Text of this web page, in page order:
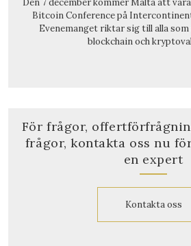
Den 7 december kommer Malta att
Bitcoin Conference på
Evenemanget riktar sig till alla
blockchain och
För frågor,
frågor, kontakta oss nu
en expert
Kontakta oss